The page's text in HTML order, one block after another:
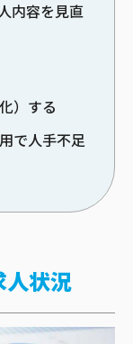
内容を見直
）する
で人手不足
人状況